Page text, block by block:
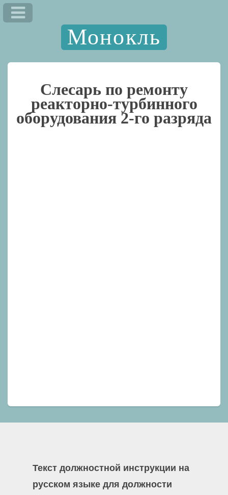
Монокль
Слесарь по ремонту
реакторно-турбинного
оборудования 2-го разряда
Текст должностной инструкции на
русском языке для должности